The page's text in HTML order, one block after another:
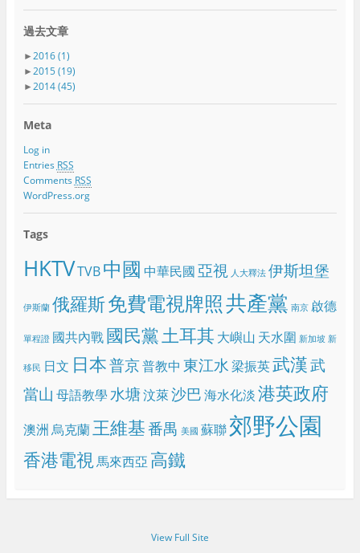
過去文章
►2016(1)
►2015(19)
►2014(45)
Meta
Log in
Entries RSS
Comments RSS
WordPress.org
Tags
HKTVTVB 中國 中華民國亞視 人大釋法 伊斯坦堡
伊斯蘭 俄羅斯免費電視牌照共產黨 南京 啟德
單程證 國共內戰 國民黨土耳其 大嶼山 天水圍 新加坡 新
移民 日文 日本普京普教中 東江水梁振英武漢武
當山 母語教學水塘汶萊沙巴海水化淡港英政府
澳洲烏克蘭王維基番禺 美國 蘇聯 郊野公園
香港電視馬來西亞 高鐵
View Full Site